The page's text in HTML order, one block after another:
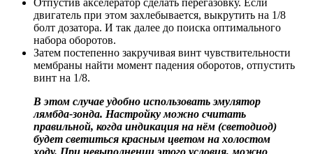
Отпустив акселератор сделать перегазовку. Если
двигатель при этом захлебывается, выкрутить на 1/8
болт дозатора. И так далее до поиска оптимального
набора оборотов.
Затем постепенно закручивая винт чувствительности
мембраны найти момент падения оборотов, отпустить
винт на 1/8.
В этом случае удобно использовать эмулятор
лямбда-зонда. Настройку можно считать
правильной, когда индикация на нём (светодиод)
будет светиться красным цветом на холостом